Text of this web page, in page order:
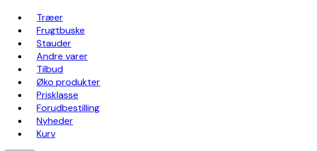
Træer
Frugtbuske
Stauder
Andre varer
Tilbud
Øko produkter
Prisklasse
Forudbestilling
Nyheder
Kurv